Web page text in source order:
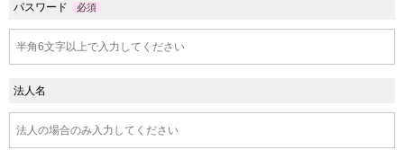
パスワード 必須
法人名